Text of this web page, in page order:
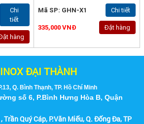
Chi
tiết
hàng
Mã SP: GHN-X1
Chi tiết
335,000 VNĐ Đặt hàng
ĐẠI THÀNH
Q. Bình Thạnh, TP. Hồ Chí Minh
số 6, P.Bình Hưng Hòa B, Quận
Trần Quý Cáp, P.Văn Miếu, Q. Đống Đa, TP